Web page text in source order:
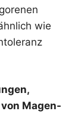
wie
Magen-